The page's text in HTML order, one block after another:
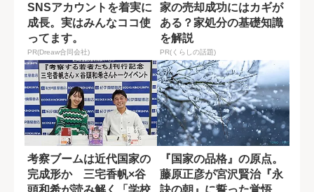
SNSアカウントを着実に
成長。実はみんなココ使
ってます。
PR(Dreaw合同会社)
家の売却成功にはカギが
ある？家処分の基礎知識
を解説
PR(くらしの話題)
考察ブームは近代国家の
完成形か 三宅香帆×谷
頭和希が読み解く「学校
『国家の品格』の原点。
藤原正彦が宮沢賢治『永
訣の朝』に誓った覚悟